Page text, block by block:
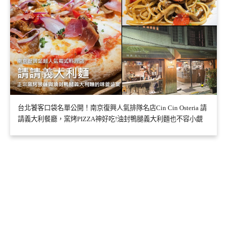
台北饕客口袋名單公開！南京復興人氣排隊名店Cin Cin Osteria 請
請義大利餐廳，窯烤PIZZA神好吃!油封鴨腿義大利麵也不容小覷